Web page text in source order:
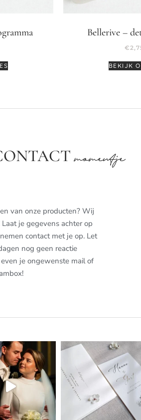
Bellerive –
€
BEKIJK
momentje
van onze producten? Wij
je gegevens achter op
contact met je op. Let
nog geen reactie
je ongewenste mail of